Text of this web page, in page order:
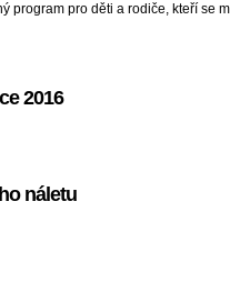
program pro děti a rodiče, kteří se
2016
náletu